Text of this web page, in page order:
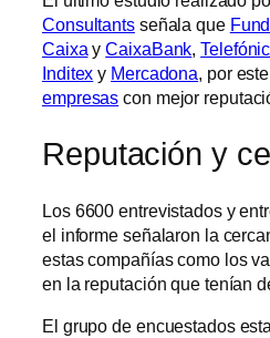
Consultantsseñala que
Caixa yCaixaBank,
Inditex y Mercadona, por
empresas con mejor
Reputación y
Los 6600 entrevistados y
el informe señalaron la
estas compañías como los
en la reputación que tenían
El grupo de encuestados